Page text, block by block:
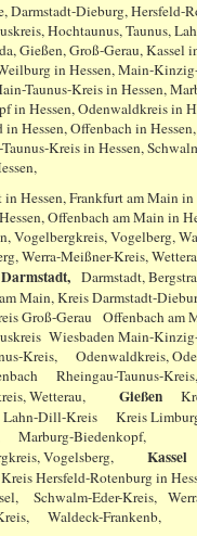
Darmstadt-Dieburg, Hersfeld-
Hochtaunus, Taunus,
Gießen, Groß-Gerau, Kassel
in Hessen, Main-
Taunus-Kreis in Hessen,
in Hessen, Odenwaldkreis in
Hessen, Offenbach in Hessen,
Kreis in Hessen,
in Hessen, Frankfurt am Main in
Offenbach am Main in
Vogelbergkreis, Vogelberg,
Werra-Meißner-Kreis,
Darmstadt,Darmstadt,
Main, Kreis Darmstadt-
Groß-Gerau Offenbach am
Wiesbaden Main-
Kreis, Odenwaldkreis,
Rheingau-Taunus-
Wetterau, Gießen
Dill-Kreis Kreis
Marburg-Biedenkopf,
Vogelsberg, Kassel
Hersfeld-Rotenburg in
Schwalm-Eder-Kreis,
Waldeck-Frankenb,